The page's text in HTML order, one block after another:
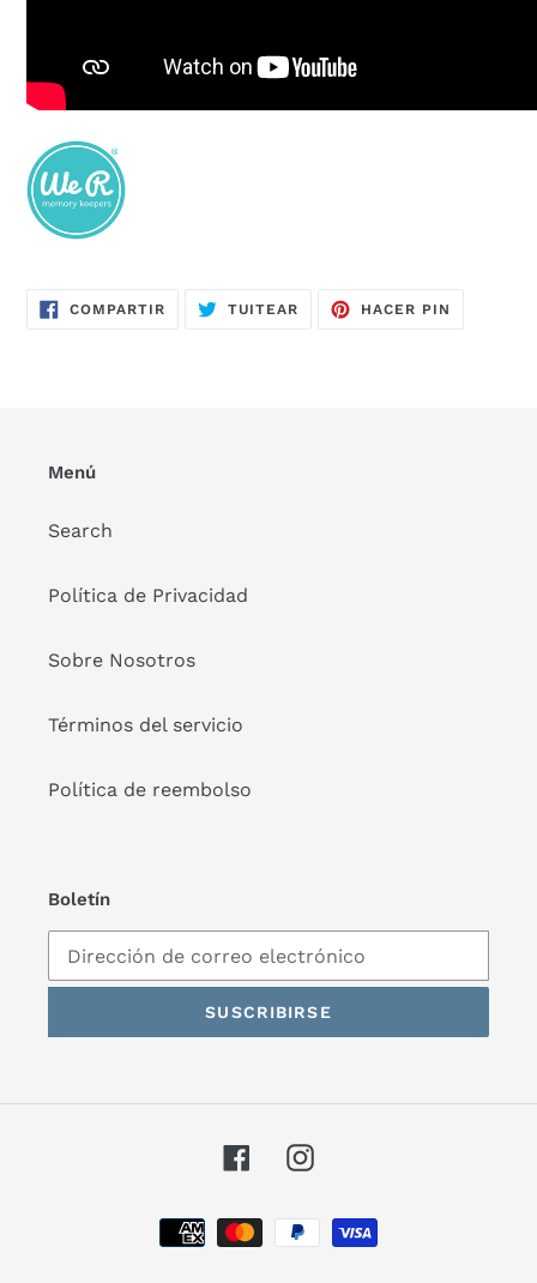
COMPARTIRCOMPARTIRTUITEAR TUITEARHACER PIN
Menú
Search
Política de Privacidad
Sobre Nosotros
Términos del servicio
Política de reembolso
Boletín
SUSCRIBIRSE
FacebookInstagram
Métodos
de